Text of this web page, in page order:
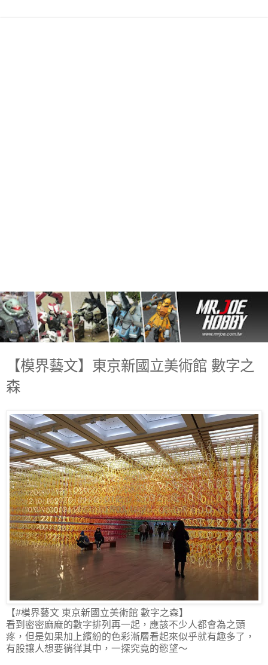
【模界藝文】東京新國立美術館 數字之
森
【#模界藝文 東京新國立美術館 數字之森】
看到密密麻麻的數字排列再一起，應該不少人都會為之頭
疼，但是如果加上繽紛的色彩漸層看起來似乎就有趣多了，
有股讓人想要徜徉其中，一探究竟的慾望～